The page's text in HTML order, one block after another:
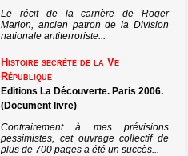
Le récit de la carrière de Roger
Marion, ancien patron de la Division
nationale antiterroriste...
Histoire secrète de la Ve
République
Editions La Découverte. Paris 2006.
(Document livre)
Contrairement à mes prévisions
pessimistes, cet ouvrage collectif de
plus de 700 pages a été un succès...